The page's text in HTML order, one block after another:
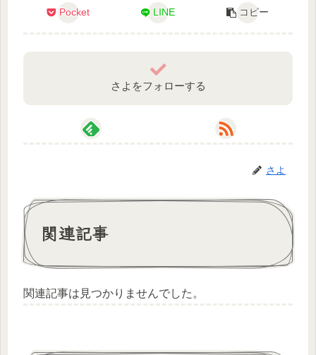
Pocket LINE コピー
さよをフォローする
さよ
関連記事
関連記事は見つかりませんでした。